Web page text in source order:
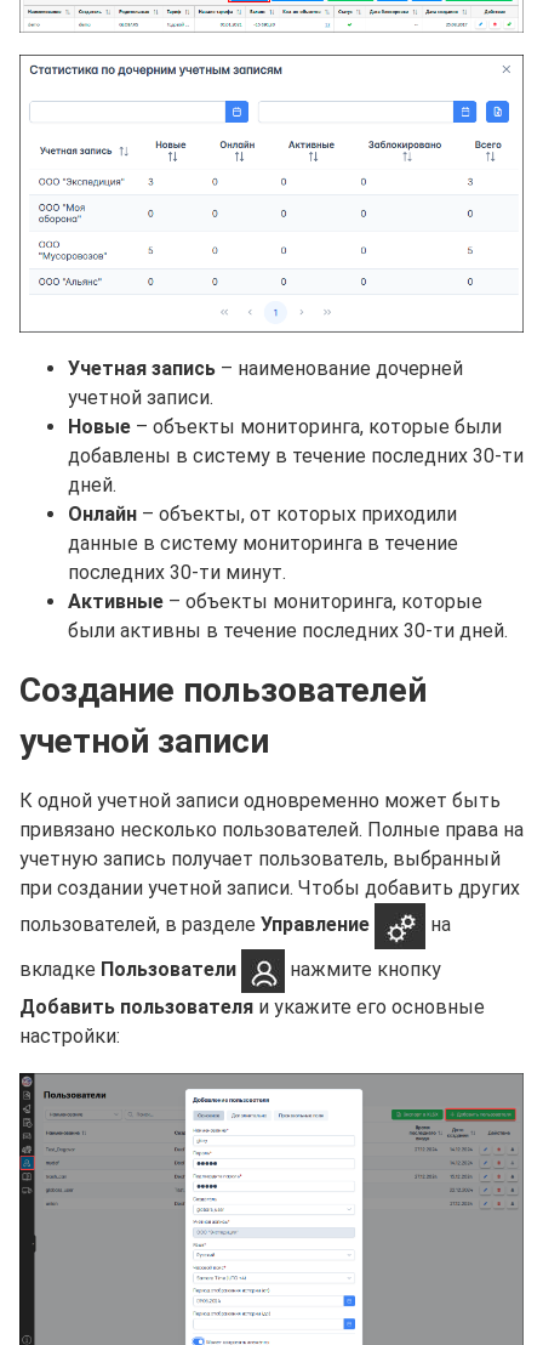
Учетная запись – наименование дочерней
учетной записи.
Новые – объекты мониторинга, которые были
добавлены в систему в течение последних 30-ти
дней.
Онлайн – объекты, от которых приходили
данные в систему мониторинга в течение
последних 30-ти минут.
Активные – объекты мониторинга, которые
были активны в течение последних 30-ти дней.
Создание пользователей
учетной записи
К одной учетной записи одновременно может быть
привязано несколько пользователей. Полные права на
учетную запись получает пользователь, выбранный
при создании учетной записи. Чтобы добавить других
пользователей, в разделе Управление
на
вкладке Пользователи
нажмите кнопку
Добавить пользователя и укажите его основные
настройки: